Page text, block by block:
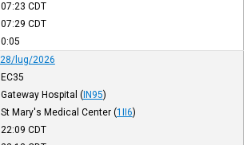
07:23 CDT
07:29 CDT
0:05
28/lug/2026
EC35
Gateway Hospital (IN95)
St Mary's Medical Center (1II6)
22:09 CDT